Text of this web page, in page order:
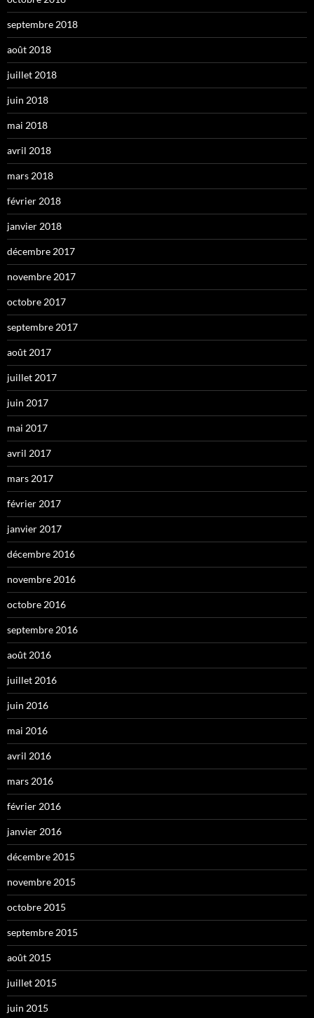
septembre 2018
août 2018
juillet 2018
juin 2018
mai 2018
avril 2018
mars 2018
février 2018
janvier 2018
décembre 2017
novembre 2017
octobre 2017
septembre 2017
août 2017
juillet 2017
juin 2017
mai 2017
avril 2017
mars 2017
février 2017
janvier 2017
décembre 2016
novembre 2016
octobre 2016
septembre 2016
août 2016
juillet 2016
juin 2016
mai 2016
avril 2016
mars 2016
février 2016
janvier 2016
décembre 2015
novembre 2015
octobre 2015
septembre 2015
août 2015
juillet 2015
juin 2015